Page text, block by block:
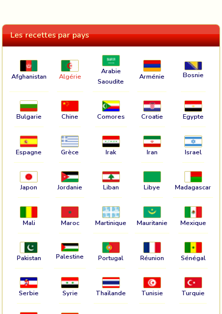
Les recettes par pays
Afghanistan Algérie
Arabie
Saoudite
Arménie Bosnie
Bulgarie Chine Comores Croatie Egypte
Espagne Grèce Irak Iran Israel
Japon Jordanie Liban Libye Madagascar
Mali Maroc Martinique Mauritanie Mexique
Pakistan Palestine Portugal Réunion Sénégal
Serbie Syrie Thaïlande Tunisie Turquie